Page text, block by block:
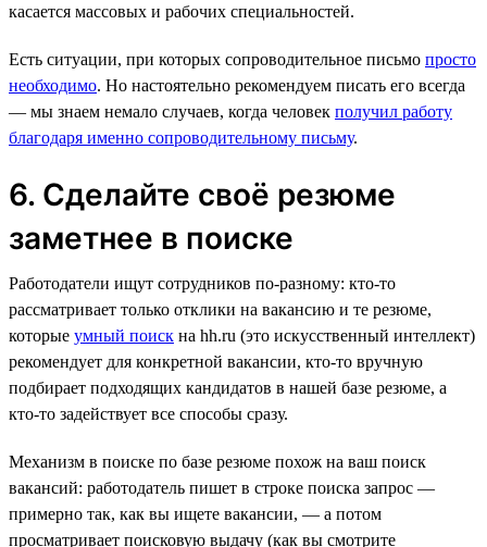
касается массовых и рабочих специальностей.
Есть ситуации, при которых сопроводительное письмо просто
необходимо. Но настоятельно рекомендуем писать его всегда
— мы знаем немало случаев, когда человек получил работу
благодаря именно сопроводительному письму.
6. Сделайте своё резюме
заметнее в поиске
Работодатели ищут сотрудников по-разному: кто-то
рассматривает только отклики на вакансию и те резюме,
которые умный поиск на hh.ru (это искусственный интеллект)
рекомендует для конкретной вакансии, кто-то вручную
подбирает подходящих кандидатов в нашей базе резюме, а
кто-то задействует все способы сразу.
Механизм в поиске по базе резюме похож на ваш поиск
вакансий: работодатель пишет в строке поиска запрос —
примерно так, как вы ищете вакансии, — а потом
просматривает поисковую выдачу (как вы смотрите